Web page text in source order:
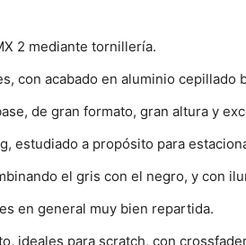
2 mediante tornillería.
con acabado en aluminio
de gran formato, gran altura y
estudiado a propósito para
el gris con el negro, y con
en general muy bien repartida.
ideales para scratch, con